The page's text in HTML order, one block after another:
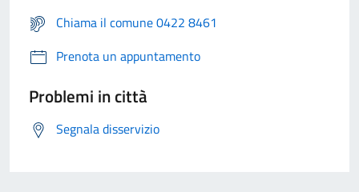
Chiama il comune 0422 8461
Prenota un appuntamento
Problemi in città
Segnala disservizio